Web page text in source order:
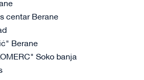
centar Berane
Berane
Soko banja